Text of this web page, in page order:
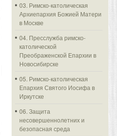
03. Римско-католическая
Архиепархия Божией Матери
в Москве
04. Пресслужба римско-
католической
Преображенской Епархии в
Новосибирске
05. Римско-католическая
Епархия Святого Иосифа в
Иркутске
06. Защита
несовершеннолетних и
безопасная среда